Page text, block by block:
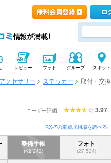
レビュー フォト グループ スポット
クセサリー ステッカー 取付・交換
ユーザー評価： 3.97
RX-7の車買取相場を調べる
整備手帳
(42,242)
フォト
(27,524)